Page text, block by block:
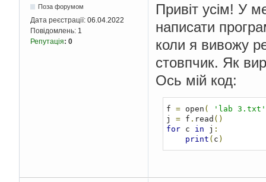
Поза форумом
Дата реєстрації: 06.04.2022
Повідомлень: 1
Репутація: 0
Привіт усім! У
написати
коли я вивожу
стовпчик. Як
Ось мій код:
f = open ( 'lab 3.txt'
j = f . read ()
for c in j :
print ( c )